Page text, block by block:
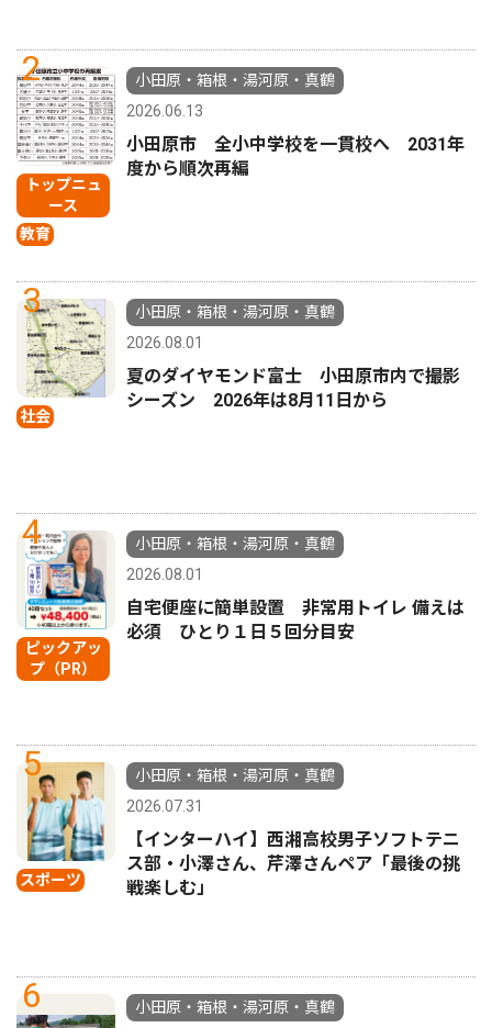
2
トップニュ
ース
教育
小田原・箱根・湯河原・真鶴
2026.06.13
小田原市 全小中学校を一貫校へ 2031年
度から順次再編
3
社会
小田原・箱根・湯河原・真鶴
2026.08.01
夏のダイヤモンド富士 小田原市内で撮影
シーズン 2026年は8月11日から
4
ピックアッ
プ（PR）
小田原・箱根・湯河原・真鶴
2026.08.01
自宅便座に簡単設置 非常用トイレ 備えは
必須 ひとり１日５回分目安
5
スポーツ
小田原・箱根・湯河原・真鶴
2026.07.31
【インターハイ】西湘高校男子ソフトテニ
ス部・小澤さん、芹澤さんペア「最後の挑
戦楽しむ」
6
小田原・箱根・湯河原・真鶴